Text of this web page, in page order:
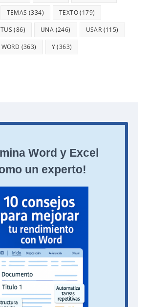
TEMAS (334) TEXTO(179)
TUS (86) UNA (246) USAR (115)
WORD (363) Y(363)